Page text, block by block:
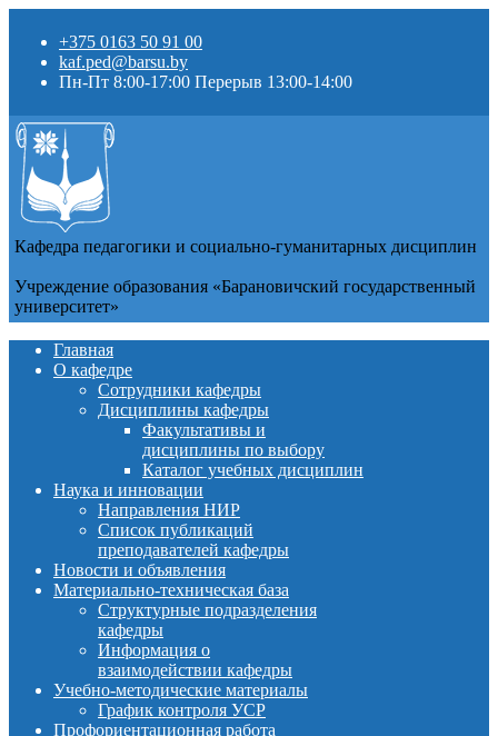
+375 0163 50 91 00
kaf.ped@barsu.by
Пн-Пт 8:00-17:00 Перерыв 13:00-14:00
Кафедра педагогики и социально-гуманитарных дисциплин
Учреждение образования «Барановичский государственный
университет»
Главная
О кафедре
Сотрудники кафедры
Дисциплины кафедры
Факультативы и
дисциплины по выбору
Каталог учебных дисциплин
Наука и инновации
Направления НИР
Список публикаций
преподавателей кафедры
Новости и объявления
Материально-техническая база
Структурные подразделения
кафедры
Информация о
взаимодействии кафедры
Учебно-методические материалы
График контроля УСР
Профориентационная работа